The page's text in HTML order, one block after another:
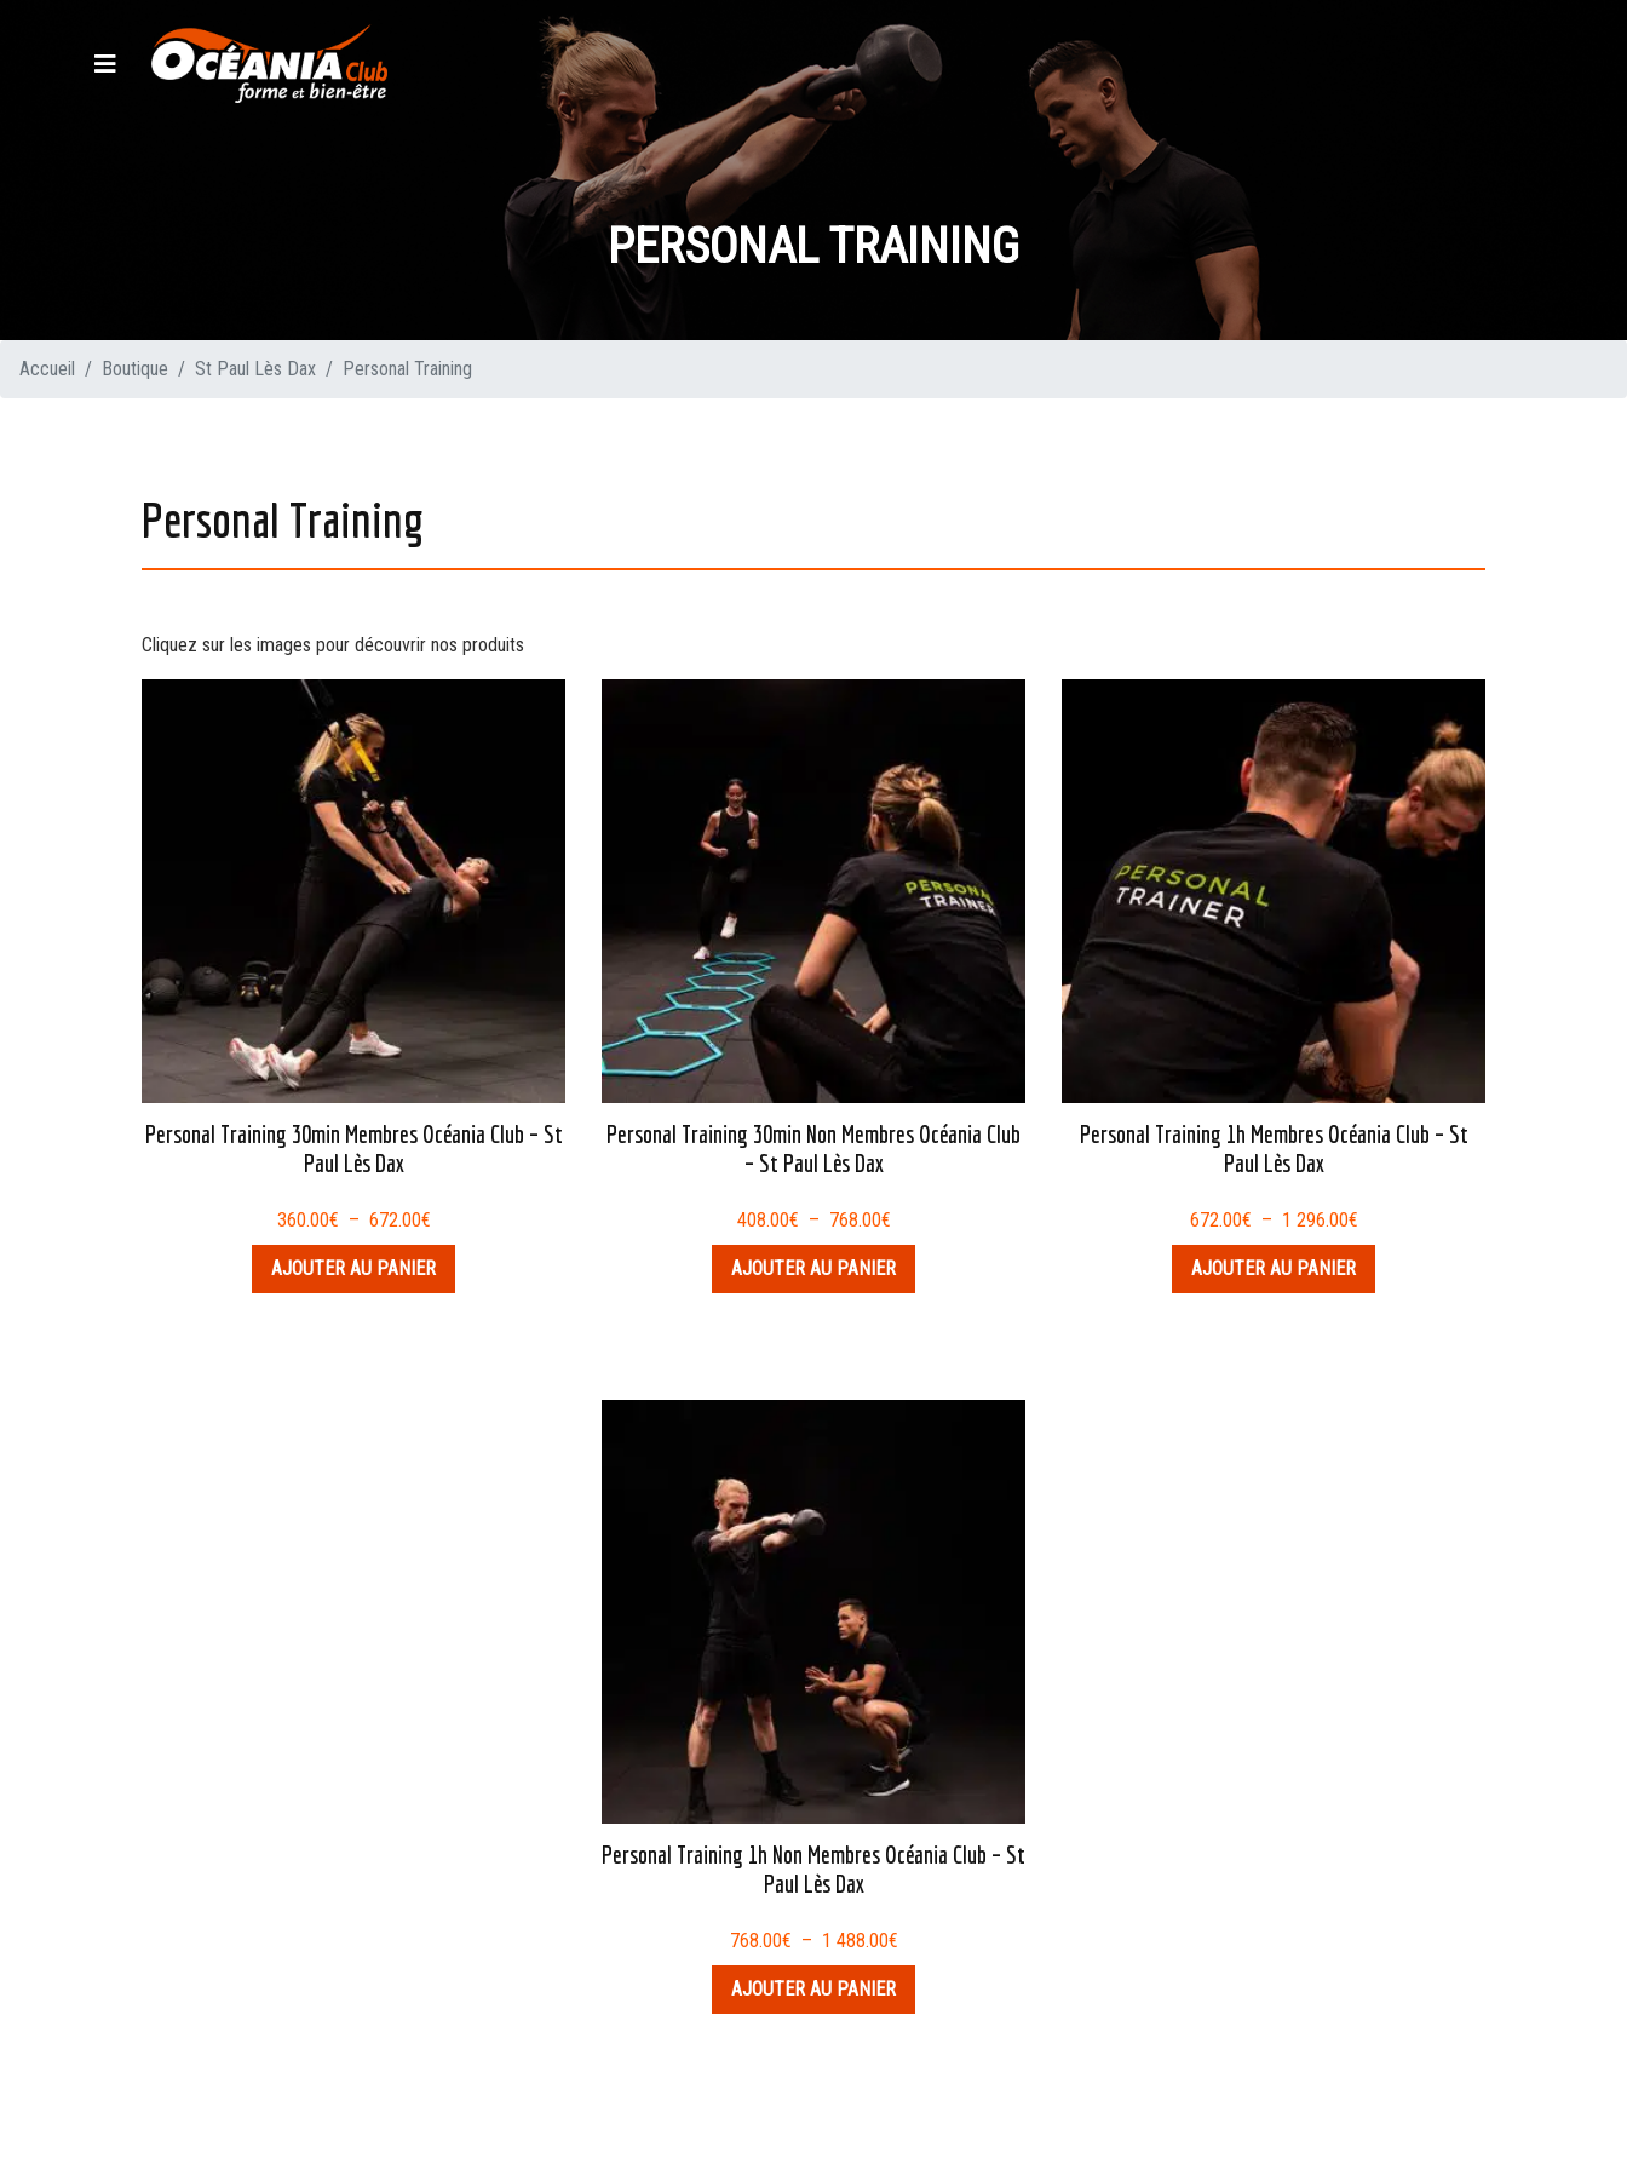
PERSONAL TRAINING
Accueil Boutique St Paul Lès Dax Personal Training
Personal Training
Cliquez sur les images pour découvrir nos produits
Personal Training 30min Membres Océania Club – St
Paul Lès Dax
360.00€ – 672.00€Plage
de
prix :
AJOUTER AU PANIER
Personal Training 30min Non Membres Océania Club
– St Paul Lès Dax
408.00€ – 768.00€Plage
de
prix :
AJOUTER AU PANIER
Personal Training 1h Membres Océania Club – St
Paul Lès Dax
672.00€ – 1 296.00€Plage
de
prix :
AJOUTER AU PANIER
Personal Training 1h Non Membres Océania Club – St
Paul Lès Dax
768.00€ – 1 488.00€Plage
de
prix :
AJOUTER AU PANIER